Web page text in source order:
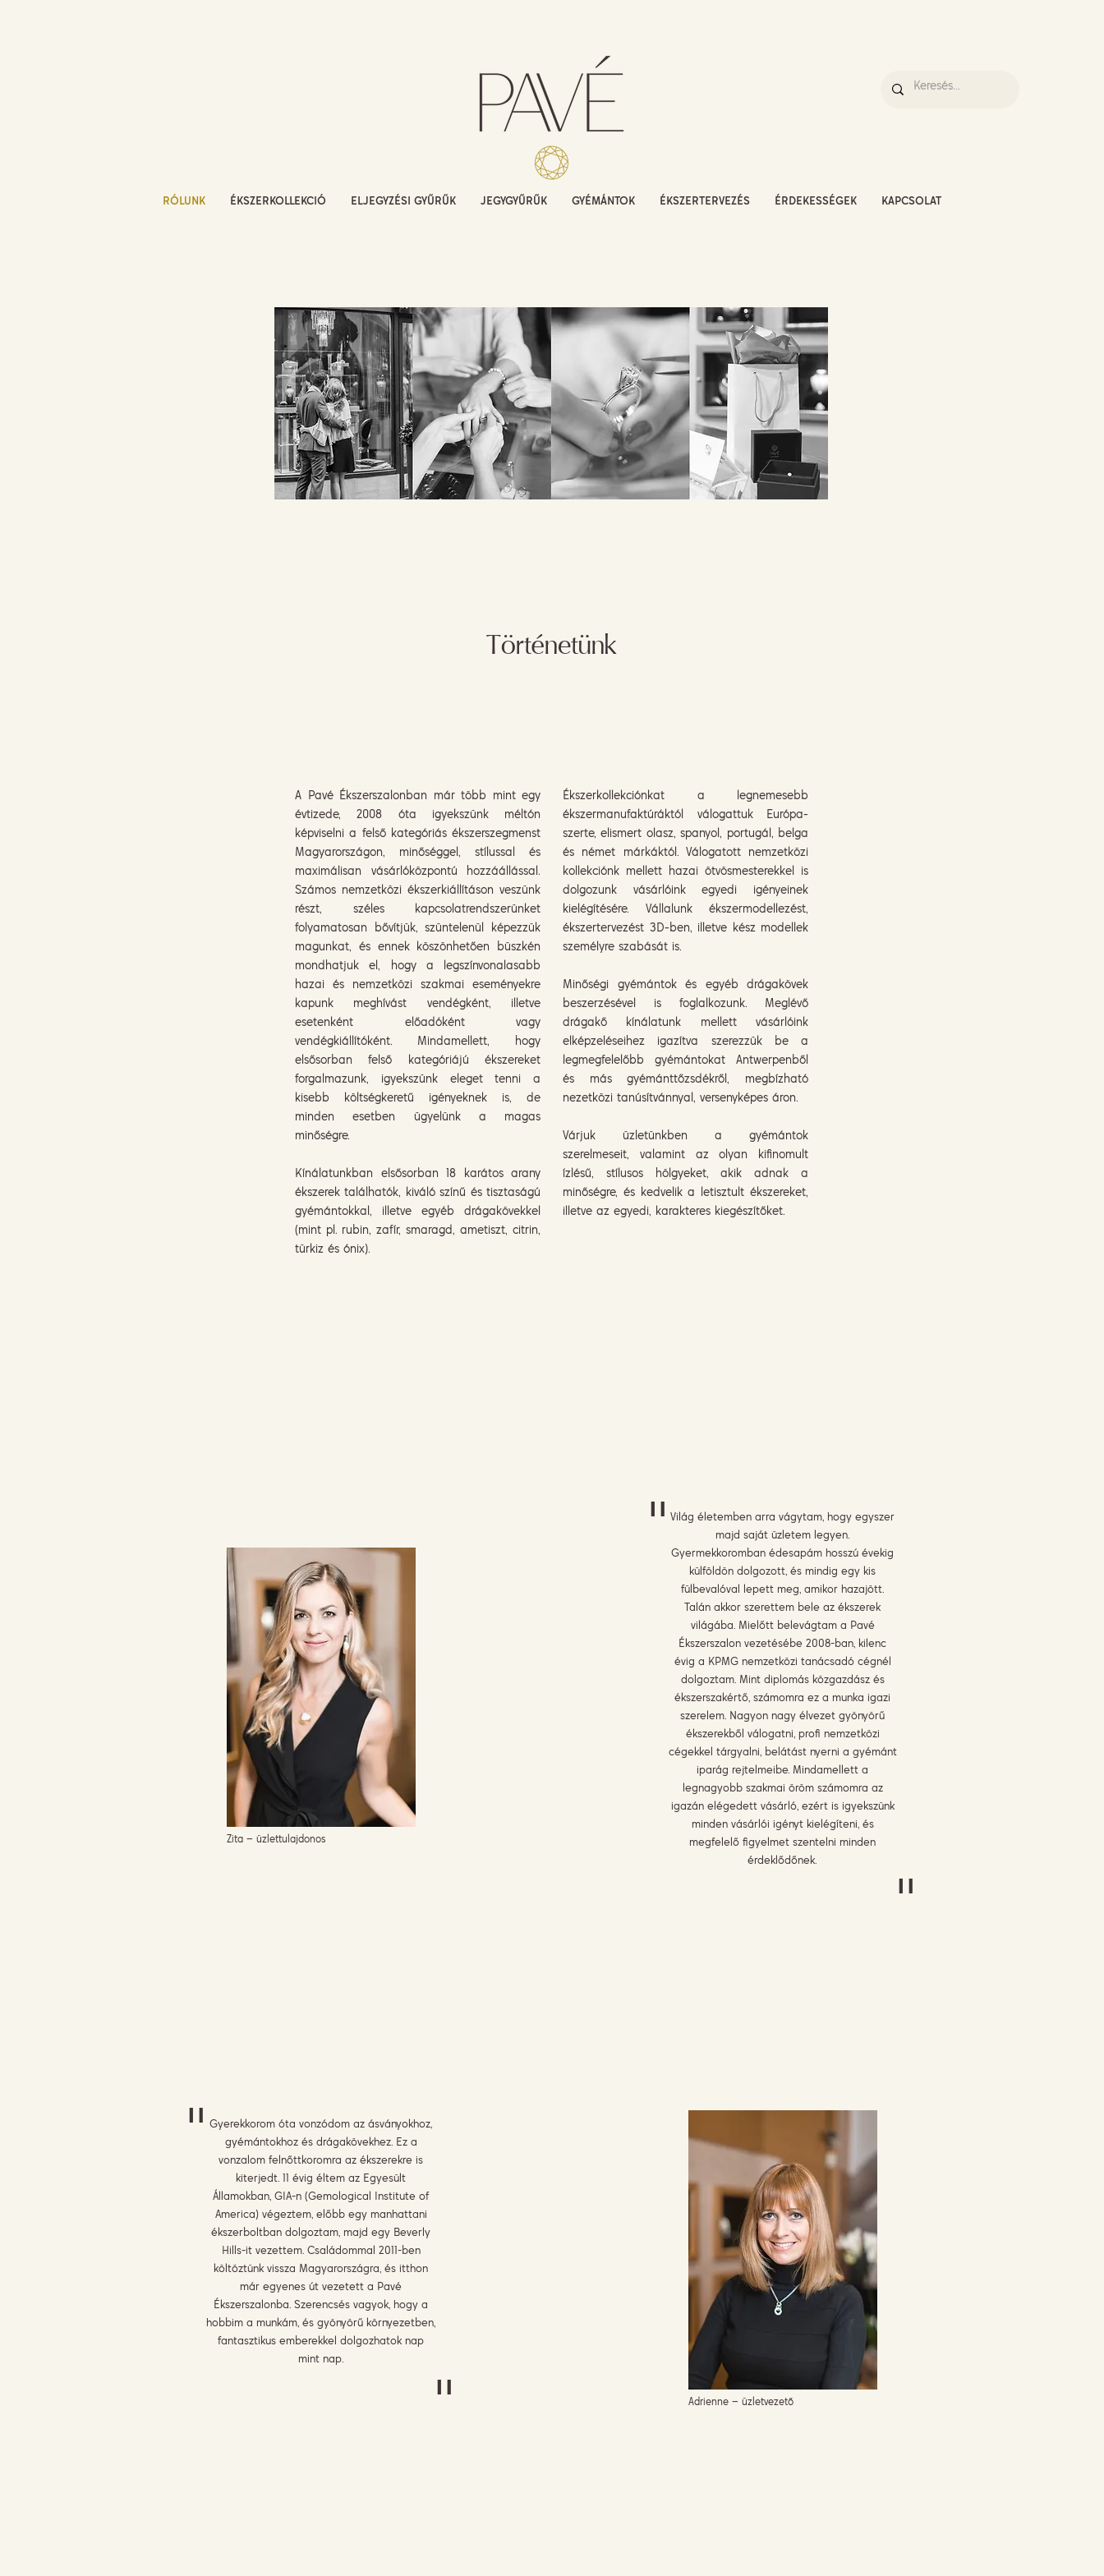
RÓLUNK ÉKSZERKOLLEKCIÓ ELJEGYZÉSI GYŰRŰK JEGYGYŰRŰK GYÉMÁNTOK ÉKSZERTERVEZÉS ÉRDEKESSÉGEK KAPCSOLAT
A Pavé Ékszerszalonban már több mint egy
évtizede, 2008 óta igyekszünk méltón
képviselni a felső kategóriás ékszerszegmenst
Magyarországon, minőséggel, stílussal és
maximálisan vásárlóközpontú hozzáállással.
Számos nemzetközi ékszerkiállításon veszünk
részt, széles kapcsolatrendszerünket
folyamatosan bővítjük, szüntelenül képezzük
magunkat, és ennek köszönhetően büszkén
mondhatjuk el, hogy a legszínvonalasabb
hazai és nemzetközi szakmai eseményekre
kapunk meghívást vendégként, illetve
esetenként előadóként vagy
vendégkiállítóként. Mindamellett, hogy
elsősorban felső kategóriájú ékszereket
forgalmazunk, igyekszünk eleget tenni a
kisebb költségkeretű igényeknek is, de
minden esetben ügyelünk a magas
minőségre.
Kínálatunkban elsősorban 18 karátos arany
ékszerek találhatók, kiváló színű és tisztaságú
gyémántokkal, illetve egyéb drágakövekkel
(mint pl. rubin, zafír, smaragd, ametiszt, citrin,
türkiz és ónix).
Ékszerkollekciónkat a legnemesebb
ékszermanufaktúráktól válogattuk Európa-
szerte, elismert olasz, spanyol, portugál, belga
és német márkáktól. Válogatott nemzetközi
kollekciónk mellett hazai ötvösmesterekkel is
dolgozunk vásárlóink egyedi igényeinek
kielégítésére. Vállalunk ékszermodellezést,
ékszertervezést 3D-ben, illetve kész modellek
személyre szabását is.
Minőségi gyémántok és egyéb drágakövek
beszerzésével is foglalkozunk. Meglévő
drágakő kínálatunk mellett vásárlóink
elképzeléseihez igazítva szerezzük be a
legmegfelelőbb gyémántokat Antwerpenből
és más gyémánttőzsdékről, megbízható
nezetközi tanúsítvánnyal, versenyképes áron.
Várjuk üzletünkben a gyémántok
szerelmeseit, valamint az olyan kifinomult
ízlésű, stílusos hölgyeket, akik adnak a
minőségre, és kedvelik a letisztult ékszereket,
illetve az egyedi, karakteres kiegészítőket.
Történetünk
Zita – üzlettulajdonos
" Világ életemben arra vágytam, hogy egyszer
majd saját üzletem legyen.
Gyermekkoromban édesapám hosszú évekig
külföldön dolgozott, és mindig egy kis
fülbevalóval lepett meg, amikor hazajött.
Talán akkor szerettem bele az ékszerek
világába. Mielőtt belevágtam a Pavé
Ékszerszalon vezetésébe 2008-ban, kilenc
évig a KPMG nemzetközi tanácsadó cégnél
dolgoztam. Mint diplomás közgazdász és
ékszerszakértő, számomra ez a munka igazi
szerelem. Nagyon nagy élvezet gyönyörű
ékszerekből válogatni, profi nemzetközi
cégekkel tárgyalni, belátást nyerni a gyémánt
iparág rejtelmeibe. Mindamellett a
legnagyobb szakmai öröm számomra az
igazán elégedett vásárló, ezért is igyekszünk
minden vásárlói igényt kielégíteni, és
megfelelő figyelmet szentelni minden
érdeklődőnek.
"
" Gyerekkorom óta vonzódom az ásványokhoz,
gyémántokhoz és drágakövekhez. Ez a
vonzalom felnőttkoromra az ékszerekre is
kiterjedt. 11 évig éltem az Egyesült
Államokban, GIA-n (Gemological Institute of
America) végeztem, előbb egy manhattani
ékszerboltban dolgoztam, majd egy Beverly
Hills-it vezettem. Családommal 2011-ben
költöztünk vissza Magyarországra, és itthon
már egyenes út vezetett a Pavé
Ékszerszalonba. Szerencsés vagyok, hogy a
hobbim a munkám, és gyönyörű környezetben,
fantasztikus emberekkel dolgozhatok nap
mint nap.
" Adrienne – üzletvezető